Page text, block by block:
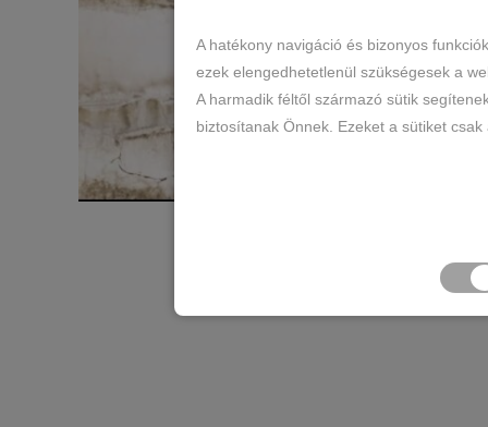
A hatékony navigáció és bizonyos
ezek elengedhetetlenül szükségesek a
A harmadik féltől származó sütik
biztosítanak Önnek. Ezeket a sütiket